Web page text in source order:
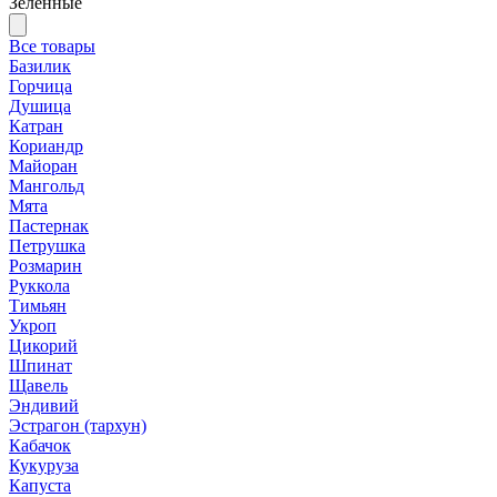
Все товары
Базилик
Горчица
Душица
Катран
Кориандр
Майоран
Мангольд
Мята
Пастернак
Петрушка
Розмарин
Руккола
Тимьян
Укроп
Цикорий
Шпинат
Щавель
Эндивий
Эстрагон (тархун)
Кабачок
Кукуруза
Капуста